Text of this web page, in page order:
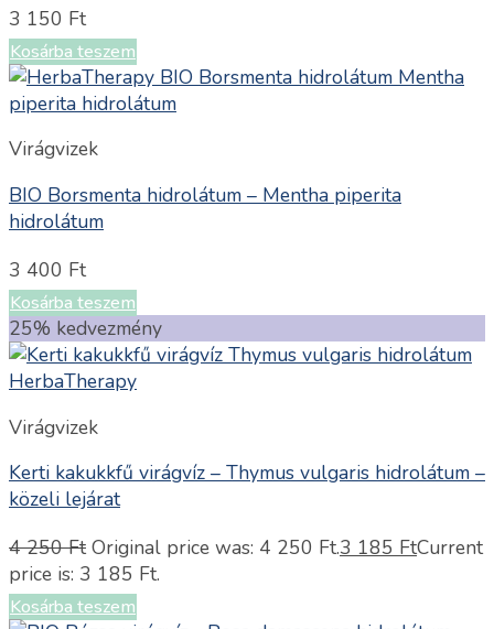
3 150 Ft
Kosárba teszem
Virágvizek
BIO Borsmenta hidrolátum – Mentha piperita
hidrolátum
3 400 Ft
Kosárba teszem
25% kedvezmény
Virágvizek
Kerti kakukkfű virágvíz – Thymus vulgaris hidrolátum –
közeli lejárat
4 250Ft Original price was: 4 250 Ft.3 185 FtCurrent
price is: 3 185 Ft.
Kosárba teszem